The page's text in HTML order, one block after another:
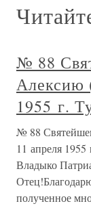
№ 88
Алексию
1955 г.
№ 88
11 апреля
Владыко
полученное